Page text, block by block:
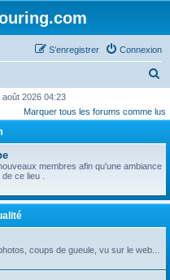
Connexion
S’enregistrer
c
r
e
2026 04:23
Marquer tous les forums comme lus
membres afin qu'une ambiance
ce lieu .
coups de gueule, vu sur le web...